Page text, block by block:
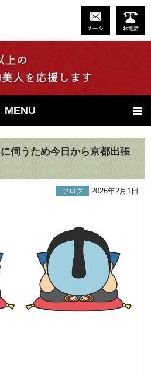
MENU
伺うため今日から京都出張
ブログ 2026年2月1日